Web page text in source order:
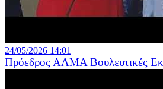
24/05/2026 14:01
Πρόεδρος ΑΛΜΑ Βουλευτικές